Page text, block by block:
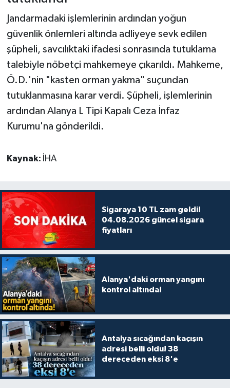
Jandarmadaki işlemlerinin ardından yoğun
güvenlik önlemleri altında adliyeye sevk edilen
şüpheli, savcılıktaki ifadesi sonrasında tutuklama
talebiyle nöbetçi mahkemeye çıkarıldı. Mahkeme,
Ö.D.'nin "kasten orman yakma" suçundan
tutuklanmasına karar verdi. Şüpheli, işlemlerinin
ardından Alanya L Tipi Kapalı Ceza İnfaz
Kurumu'na gönderildi.
Kaynak: İHA
Sigaraya 10 TL zam geldi!
04.08.2026 güncel sigara
fiyatları
Alanya'daki orman yangını
kontrol altında!
Antalya sıcağından kaçışın
adresi belli oldu! 38
dereceden eksi 8'e